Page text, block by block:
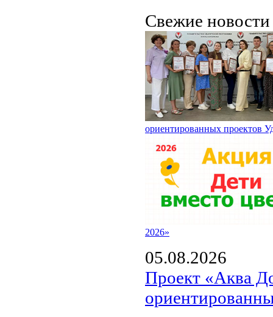
Свежие
ориентированных проектов
2026»
05.08.2026
Проект «Аква